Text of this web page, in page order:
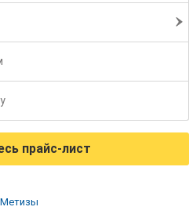
прайс-лист
Метизы